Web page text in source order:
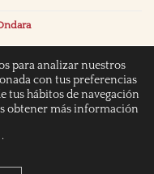
para analizar nuestros
con tus preferencias
tus hábitos de navegación
obtener más información
.